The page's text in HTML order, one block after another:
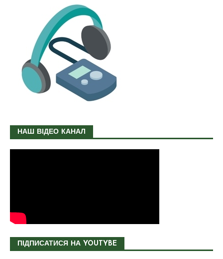
НАШ ВІДЕО КАНАЛ
ПІДПИСАТИСЯ НА YOUTYBE